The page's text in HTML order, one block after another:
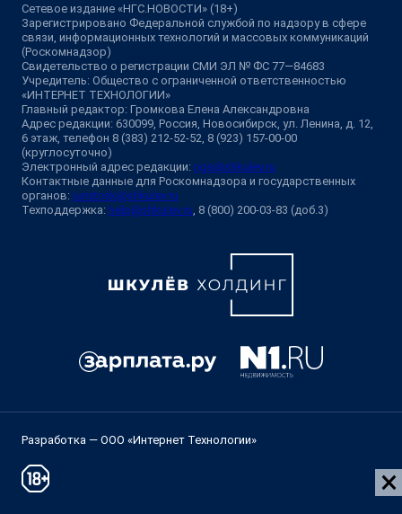
Сетевое издание «НГС.НОВОСТИ» (18+)
Зарегистрировано Федеральной службой по надзору в сфере
связи, информационных технологий и массовых коммуникаций
(Роскомнадзор)
Свидетельство о регистрации СМИ ЭЛ № ФС 77—84683
Учредитель: Общество с ограниченной ответственностью
«ИНТЕРНЕТ ТЕХНОЛОГИИ»
Главный редактор: Громкова Елена Александровна
Адрес редакции: 630099, Россия, Новосибирск, ул. Ленина, д. 12,
6 этаж, телефон 8 (383) 212-52-52, 8 (923) 157-00-00
(круглосуточно)
Электронный адрес редакции: ngs@shkulev.ru
Контактные данные для Роскомнадзора и государственных
органов: juristnsk@shkulev.ru
Техподдержка: help@shkulev.ru , 8 (800) 200-03-83 (доб.3)
Разработка — ООО «Интернет Технологии»